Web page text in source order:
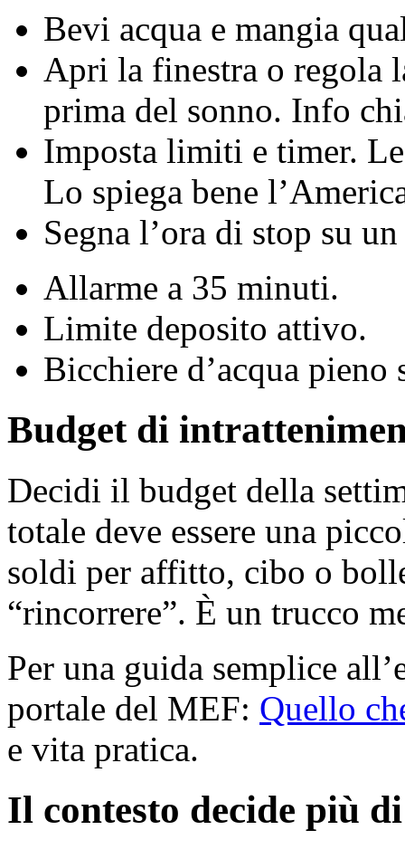
Bevi acqua e mangia
Apri la finestra o regola
prima del sonno. Info
Imposta limiti e timer.
Lo spiega bene
Segna l’ora di stop su
Allarme a 35 minuti.
Limite deposito attivo.
Bicchiere d’acqua pieno
Budget di
Decidi il budget della
totale deve essere una
soldi per affitto, cibo o
“rincorrere”. È un trucco
Per una guida semplice
portale del MEF: Quello
e vita pratica.
Il contesto decide più